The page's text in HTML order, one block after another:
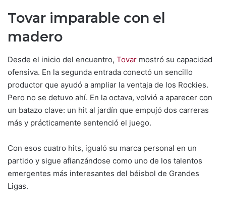
Tovar imparable con el
madero
Desde el inicio del encuentro, Tovar mostró su capacidad
ofensiva. En la segunda entrada conectó un sencillo
productor que ayudó a ampliar la ventaja de los Rockies.
Pero no se detuvo ahí. En la octava, volvió a aparecer con
un batazo clave: un hit al jardín que empujó dos carreras
más y prácticamente sentenció el juego.
Con esos cuatro hits, igualó su marca personal en un
partido y sigue afianzándose como uno de los talentos
emergentes más interesantes del béisbol de Grandes
Ligas.